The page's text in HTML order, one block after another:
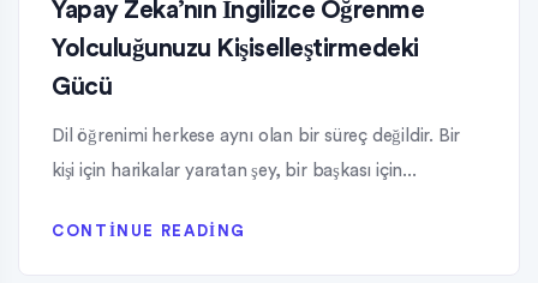
Yapay Zeka’nın İngilizce Öğrenme
Yolculuğunuzu Kişiselleştirmedeki
Gücü
Dil öğrenimi herkese aynı olan bir süreç değildir. Bir
kişi için harikalar yaratan şey, bir başkası için...
CONTINUE READING